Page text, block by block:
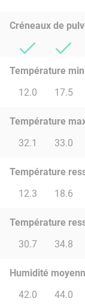
Créneaux de
Température
12.0
17.5
Température
32.1
33.0
Température
12.3
18.6
Température
30.7
34.8
Humidité
42.0
44.0